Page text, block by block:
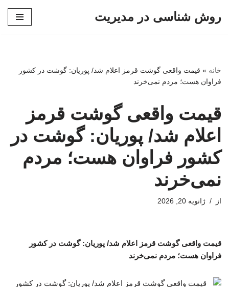
روش شناسی در مدیریت
خانه » قیمت واقعی گوشت قرمز اعلام شد/ پوریان: گوشت در کشور
فراوان هست؛ مردم نمی‌خرند
قیمت واقعی گوشت قرمز
اعلام شد/ پوریان: گوشت در
کشور فراوان هست؛ مردم
نمی‌خرند
از ژانویه 20, 2026
قیمت واقعی گوشت قرمز اعلام شد/ پوریان: گوشت در کشور
فراوان هست؛ مردم نمی‌خرند